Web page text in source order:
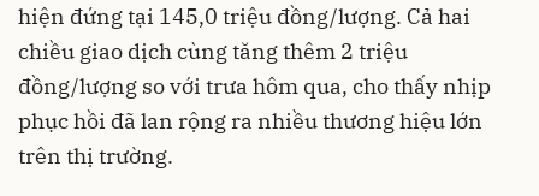
hiện đứng tại 145,0 triệu đồng/lượng. Cả hai
chiều giao dịch cùng tăng thêm 2 triệu
đồng/lượng so với trưa hôm qua, cho thấy nhịp
phục hồi đã lan rộng ra nhiều thương hiệu lớn
trên thị trường.